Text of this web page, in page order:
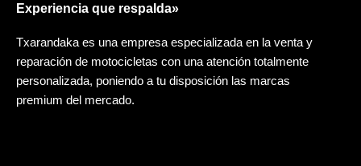
Experiencia que respalda»
Txarandaka es una empresa especializada en la venta y
reparación de motocicletas con una atención totalmente
personalizada, poniendo a tu disposición las marcas
premium del mercado.